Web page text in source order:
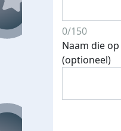
0/150
Naam die
(optioneel)